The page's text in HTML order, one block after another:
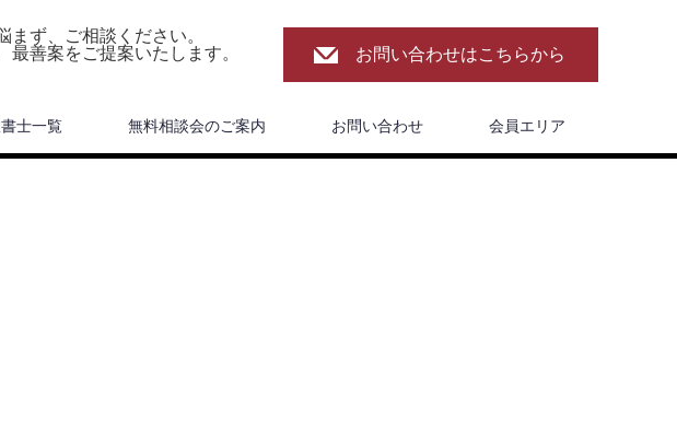
まず、ご相談ください。
最善案をご提案いたします。
お問い合わせはこちらから
士一覧 無料相談会のご案内 お問い合わせ 会員エリア